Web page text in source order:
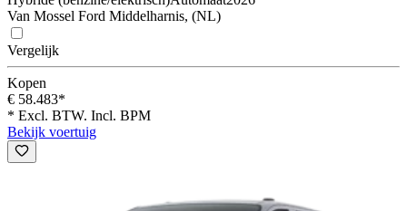
Van Mossel Ford Middelharnis, (NL)
Vergelijk
Kopen
€ 58.483*
* Excl. BTW. Incl. BPM
Bekijk voertuig